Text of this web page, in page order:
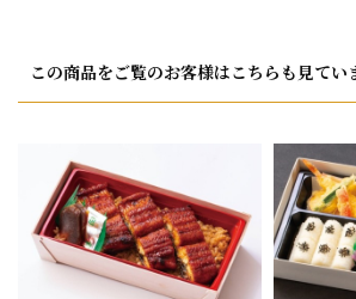
この商品をご覧のお客様はこちらも見てい